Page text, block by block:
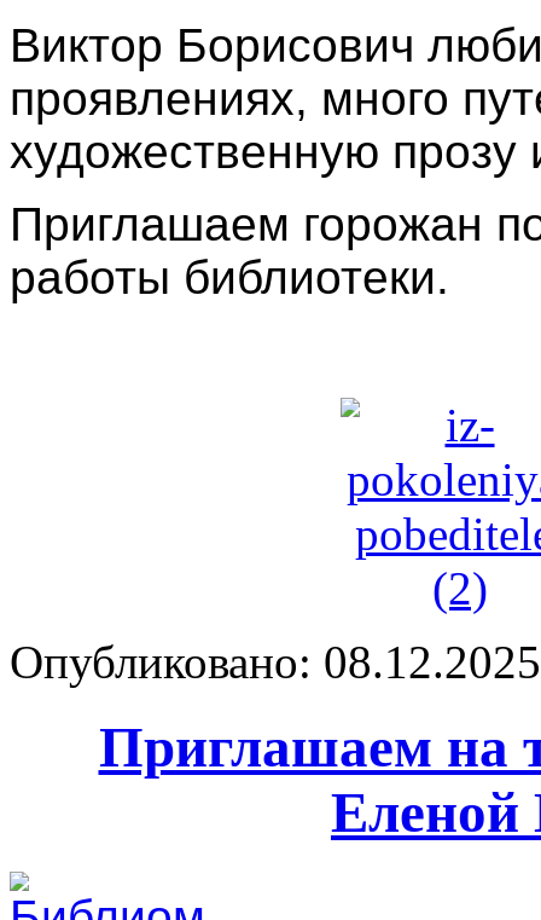
Виктор Борисович
проявлениях, много
художественную
Приглашаем горожан
работы библиотеки.
Опубликовано:
Приглашаем на
Еленой